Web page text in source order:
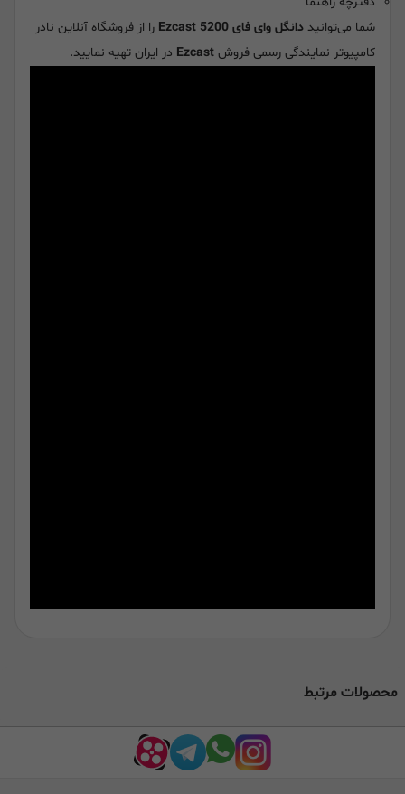
شما می‌توانید دانگل وای فای Ezcast 5200
را از فروشگاه آنلاین نادر
کامپیوتر نمایندگی رسمی فروش Ezcast در ایران تهیه نمایید.
محصولات مرتبط